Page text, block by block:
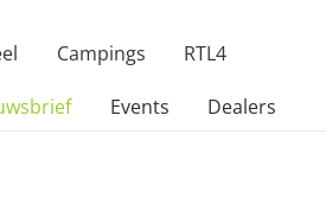
Campings RTL4
Events Dealers